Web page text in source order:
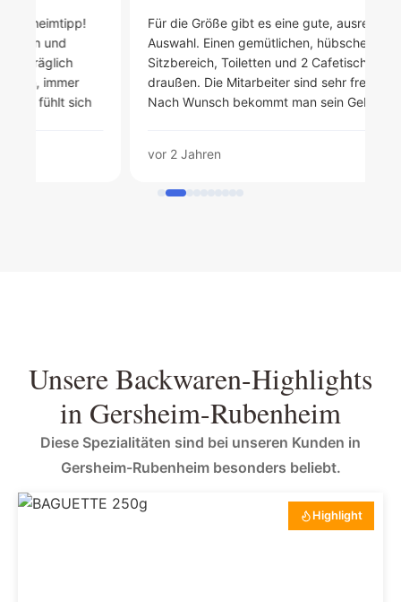
Für die Größe gibt es eine gute, ausreichende
Auswahl. Einen gemütlichen, hübschen
Sitzbereich, Toiletten und 2 Cafetische
draußen. Die Mitarbeiter sind sehr freundlich.
Nach Wunsch bekommt man sein Gebäck
Unsere Backwaren-Highlights
in Gersheim-Rubenheim
Diese Spezialitäten sind bei unseren Kunden in
Gersheim-Rubenheim besonders beliebt.
Highlight